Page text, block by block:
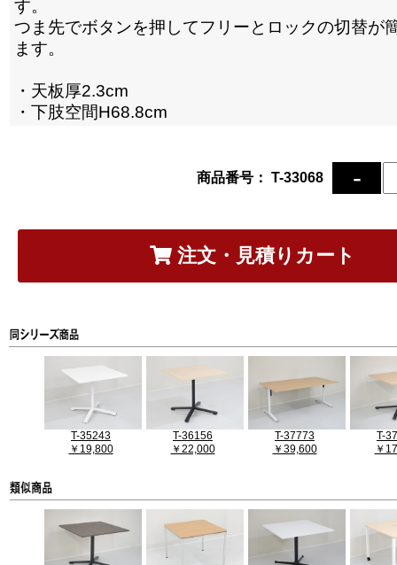
す。
つま先でボタンを押してフリーとロックの切替が
ます。
・天板厚2.3cm
・下肢空間H68.8cm
商品番号： T-33068
注文・見積りカート
T-35243
￥19,800
T-36156
￥22,000
T-37773
￥39,600
T-
￥